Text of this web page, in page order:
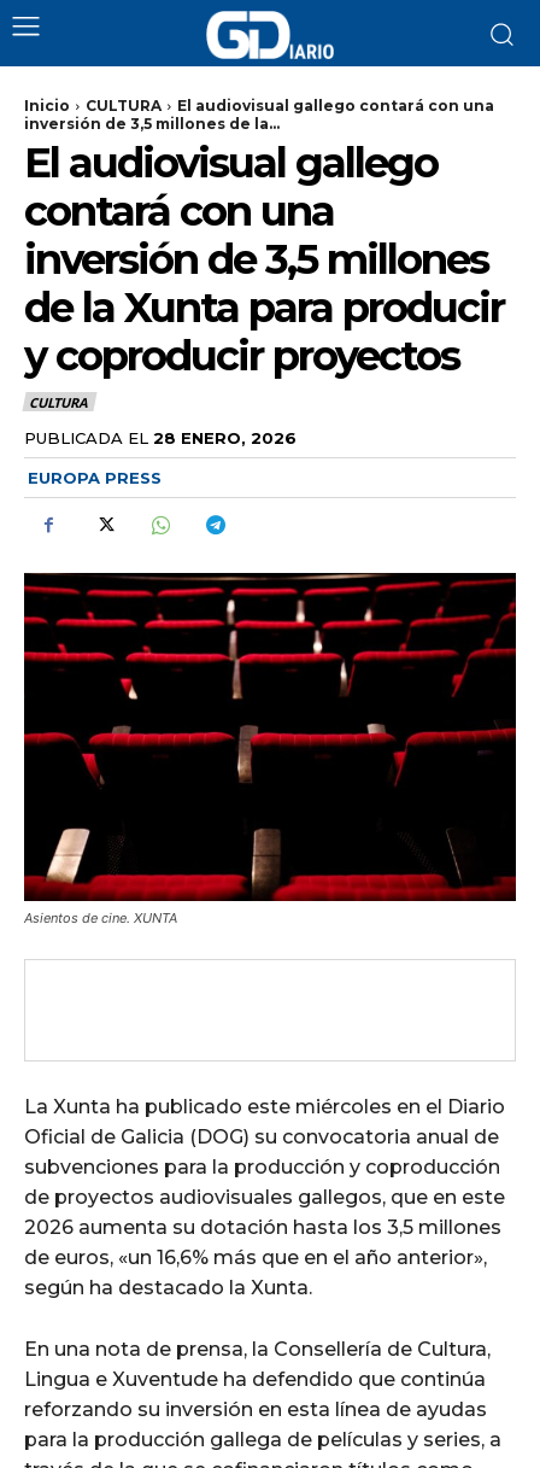
Inicio CULTURA
El audiovisual gallego contará con una
inversión de 3,5 millones de la...
El audiovisual gallego
contará con una
inversión de 3,5 millones
de la Xunta para producir
y coproducir proyectos
CULTURA
PUBLICADA EL 28 ENERO, 2026
EUROPA PRESS
Asientos de cine. XUNTA
La Xunta ha publicado este miércoles en el Diario
Oficial de Galicia (DOG) su convocatoria anual de
subvenciones para la producción y coproducción
de proyectos audiovisuales gallegos, que en este
2026 aumenta su dotación hasta los 3,5 millones
de euros, «un 16,6% más que en el año anterior»,
según ha destacado la Xunta.
En una nota de prensa, la Consellería de Cultura,
Lingua e Xuventude ha defendido que continúa
reforzando su inversión en esta línea de ayudas
para la producción gallega de películas y series, a